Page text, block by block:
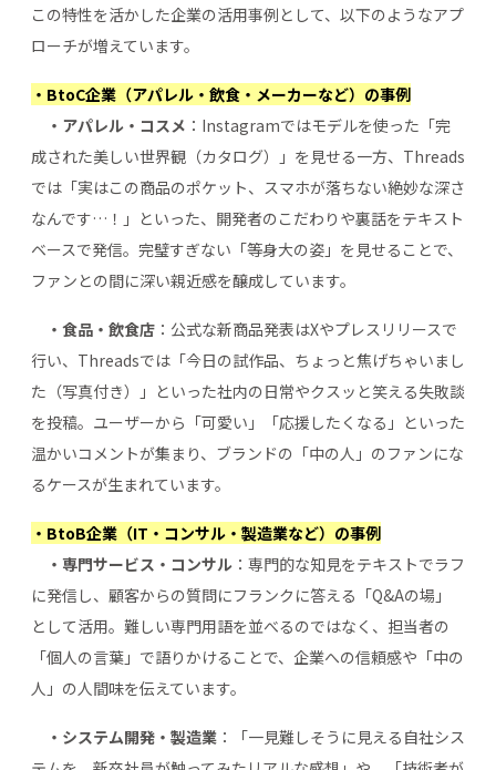
この特性を活かした企業の活用事例として、以下のようなアプ
ローチが増えています。
・BtoC企業（アパレル・飲食・メーカーなど）の事例
・アパレル・コスメ ：Instagramではモデルを使った「完
成された美しい世界観（カタログ）」を見せる一方、Threads
では「実はこの商品のポケット、スマホが落ちない絶妙な深さ
なんです…！」といった、開発者のこだわりや裏話をテキスト
ベースで発信。完璧すぎない「等身大の姿」を見せることで、
ファンとの間に深い親近感を醸成しています。
・食品・飲食店 ：公式な新商品発表はXやプレスリリースで
行い、Threadsでは「今日の試作品、ちょっと焦げちゃいまし
た（写真付き）」といった社内の日常やクスッと笑える失敗談
を投稿。ユーザーから「可愛い」「応援したくなる」といった
温かいコメントが集まり、ブランドの「中の人」のファンにな
るケースが生まれています。
・BtoB企業（IT・コンサル・製造業など）の事例
・専門サービス・コンサル ：専門的な知見をテキストでラフ
に発信し、顧客からの質問にフランクに答える「Q&Aの場」
として活用。難しい専門用語を並べるのではなく、担当者の
「個人の言葉」で語りかけることで、企業への信頼感や「中の
人」の人間味を伝えています。
・システム開発・製造業 ：「一見難しそうに見える自社シス